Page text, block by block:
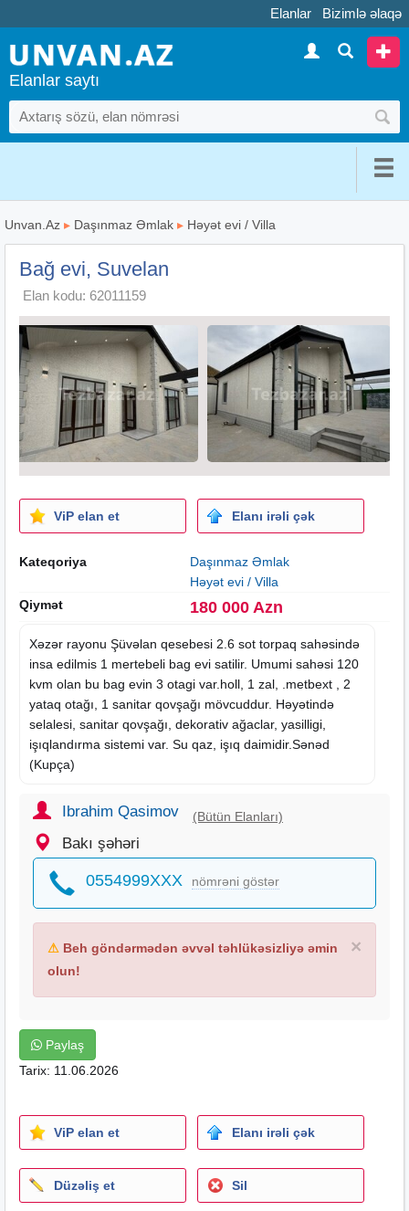
Elanlar Bizimlə əlaqə
Elanlar saytı
Unvan.Az ▸ Daşınmaz Əmlak ▸ Həyət evi / Villa
Bağ evi, Suvelan
Elan kodu: 62011159
ViP elan et Elanı irəli çək
Kateqoriya
Daşınmaz Əmlak
Həyət evi / Villa
Qiymət
180 000 Azn
Xəzər rayonu Şüvəlan qesebesi 2.6 sot torpaq sahəsində
insa edilmis 1 mertebeli bag evi satilir. Umumi sahəsi 120
kvm olan bu bag evin 3 otagi var.holl, 1 zal, .metbext , 2
yataq otağı, 1 sanitar qovşağı mövcuddur. Həyətində
selalesi, sanitar qovşağı, dekorativ ağaclar, yasilligi,
işıqlandırma sistemi var. Su qaz, işıq daimidir.Sənəd
(Kupça)
Ibrahim Qasimov (Bütün Elanları)
Bakı şəhəri
0554999XXX nömrəni göstər
×
⚠ Beh göndərmədən əvvəl təhlükəsizliyə əmin
olun!
Paylaş
Tarix: 11.06.2026
ViP elan et Elanı irəli çək
Düzəliş et Sil